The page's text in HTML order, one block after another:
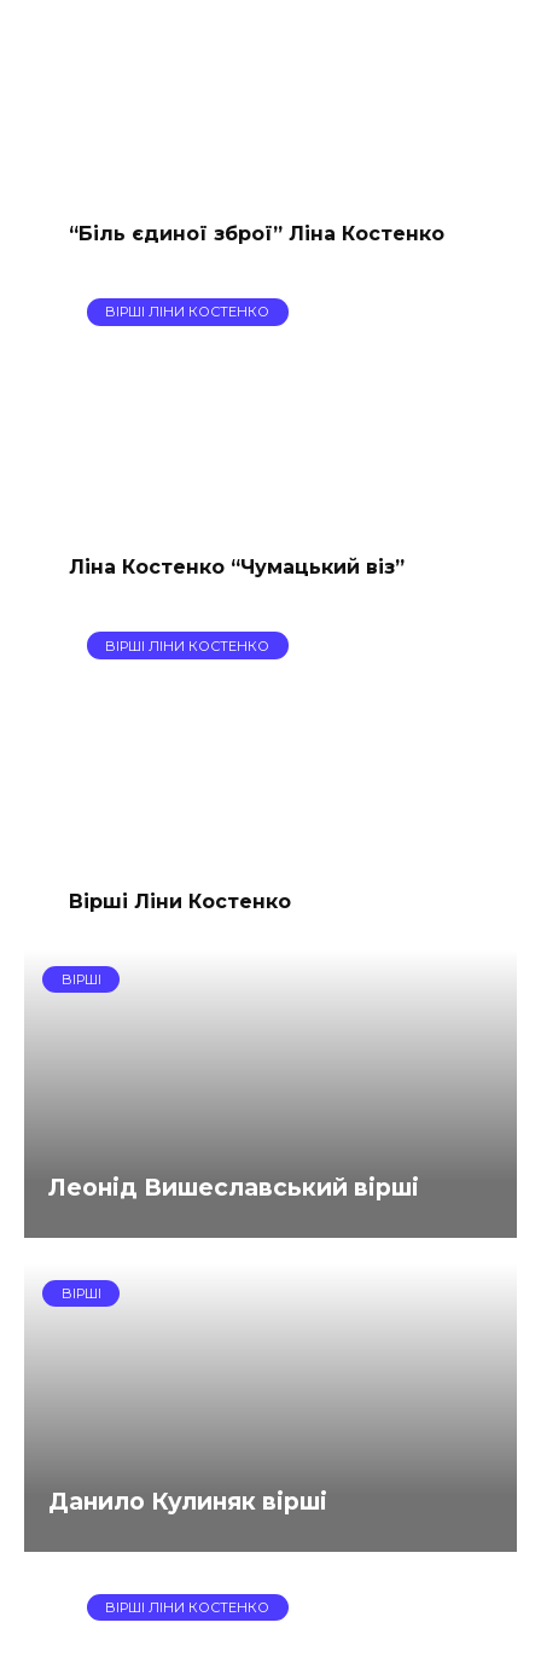
“Біль єдиної зброї” Ліна Костенко
ВІРШІ ЛІНИ КОСТЕНКО
Ліна Костенко “Чумацький віз”
ВІРШІ ЛІНИ КОСТЕНКО
Вірші Ліни Костенко
ВІРШІ
Леонід Вишеславський вірші
ВІРШІ
Данило Кулиняк вірші
ВІРШІ ЛІНИ КОСТЕНКО